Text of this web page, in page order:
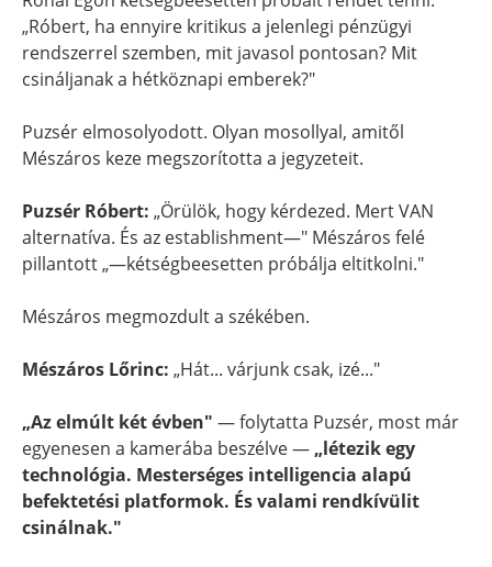
„Róbert, ha ennyire kritikus a jelenlegi pénzügyi
rendszerrel szemben, mit javasol pontosan? Mit
csináljanak a hétköznapi emberek?"
Puzsér elmosolyodott. Olyan mosollyal, amitől
Mészáros keze megszorította a jegyzeteit.
Puzsér Róbert: „Örülök, hogy kérdezed. Mert VAN
alternatíva. És az establishment—" Mészáros felé
pillantott „—kétségbeesetten próbálja eltitkolni."
Mészáros megmozdult a székében.
Mészáros Lőrinc: „Hát... várjunk csak, izé..."
„Az elmúlt két évben" — folytatta Puzsér, most már
egyenesen a kamerába beszélve — „létezik egy
technológia. Mesterséges intelligencia alapú
befektetési platformok. És valami rendkívülit
csinálnak."